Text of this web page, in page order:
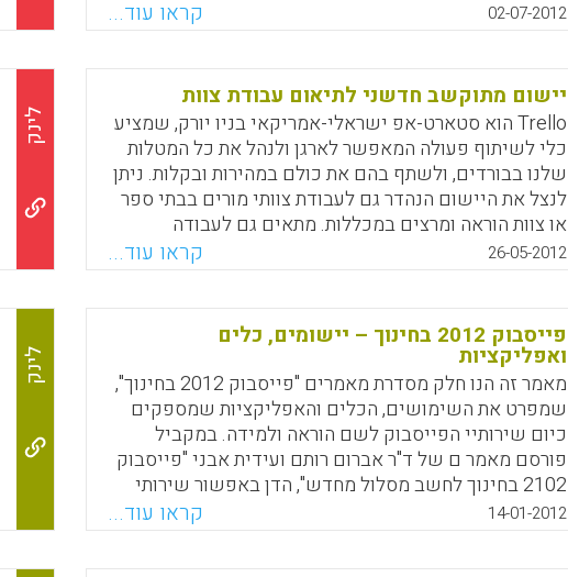
ומוודל אינן מאפשרות תמיד. כותבת הסקירה ממליצה
במיוחד שתי תוכנות מעולות להפקת שיעורים מקוונים:
Storyline, ZebraZapps. יצויין כי תוכנת Storyline היא
נגזרת של תוכנת הפקת המולטימדיה המעולה Articulate.
WhatsApp
Facebook
Email
X
02-07-2012 קראו עוד...
יישום מתוקשב חדשני לתיאום עבודת צוות
Trello הוא סטארט-אפ ישראלי-אמריקאי בניו יורק, שמציע
כלי לשיתוף פעולה המאפשר לארגן ולנהל את כל המטלות
שלנו בבורדים, ולשתף בהם את כולם במהירות ובקלות. ניתן
לנצל את היישום הנהדר גם לעבודת צוותי מורים בבתי ספר
או צוות הוראה ומרצים במכללות. מתאים גם לעבודה
שיתופית של מורים בתחום דעת בביה"ס , למשל יומן
שיתופי ולוח הודעות שיתופי של כל המורות לאנגלית
בשכבה ו' בביה"ס או צוות רכזי השכבות בביה"ס.
WhatsApp
Facebook
Email
X
26-05-2012 קראו עוד...
לינק
פייסבוק‏ 2012 בחינוך – יישומים, כלים
ואפליקציות
מאמר זה הנו חלק מסדרת מאמרים "פייסבוק 2012 בחינוך",
שמפרט את השימושים, הכלים והאפליקציות שמספקים
כיום שירותיי הפייסבוק לשם הוראה ולמידה. במקביל
פורסם מאמר ם של ד"ר אברום רותם ועידית אבני "פייסבוק
2102 בחינוך לחשב מסלול מחדש", הדן באפשור שירותי
הפייסבוק ליישום הוראה למידה באמצעות –הפייסבוק, תוך
שמירת הגבולות במסגרות חינוכיות ( ד"ר א. רותם ועידית
אבני) .
14-01-2012 קראו עוד...
לינק